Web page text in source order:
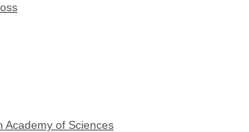
Academy of Sciences